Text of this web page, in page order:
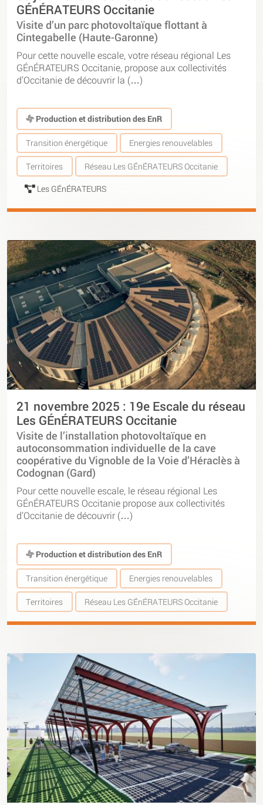
GÉnÉRATEURS Occitanie
Visite d’un parc photovoltaïque flottant à
Cintegabelle (Haute-Garonne)
Pour cette nouvelle escale, votre réseau régional Les
GÉnÉRATEURS Occitanie, propose aux collectivités
d’Occitanie de découvrir la (…)
Production et distribution des EnR
Transition énergétique Energies renouvelables
Territoires Réseau Les GÉnÉRATEURS Occitanie
Les GÉnÉRATEURS
21 novembre 2025 : 19e Escale du réseau
Les GÉnÉRATEURS Occitanie
Visite de l’installation photovoltaïque en
autoconsommation individuelle de la cave
coopérative du Vignoble de la Voie d’Héraclès à
Codognan (Gard)
Pour cette nouvelle escale, le réseau régional Les
GÉnÉRATEURS Occitanie propose aux collectivités
d’Occitanie de découvrir (…)
Production et distribution des EnR
Transition énergétique Energies renouvelables
Territoires Réseau Les GÉnÉRATEURS Occitanie